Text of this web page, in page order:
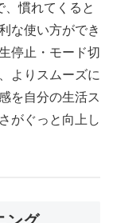
、慣れてくると
な使い方ができ
停止・モード切
よりスムーズに
を自分の生活ス
がぐっと向上し